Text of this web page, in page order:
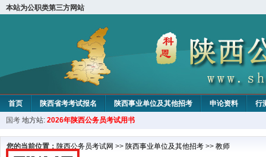
本站为公职类第三方网站
首页 陕西省考考试报名 陕西事业单位及其他招考 申论资料
行
国考 地方站: 2026年陕西公务员考试用书
您的当前位置： 陕西公务员考试网 >> 陕西事业单位及其他招考 >> 教师